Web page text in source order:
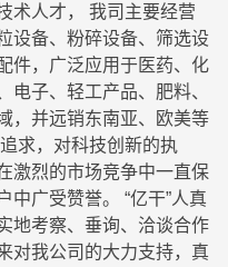
术人才， 我司主要经营
设备、粉碎设备、筛选设
件，广泛应用于医药、化
电子、轻工产品、肥料、
，并远销东南亚、欧美等
求，对科技创新的执
激烈的市场竞争中一直保
广受赞誉。 “亿干”人真
地考察、垂询、洽谈合作
对我公司的大力支持，真